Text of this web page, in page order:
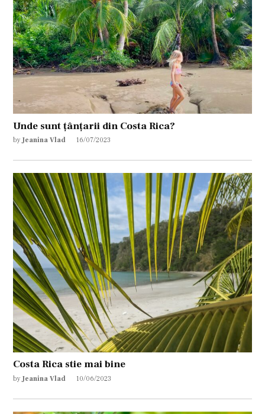
Unde sunt țânțarii din Costa Rica?
by Jeanina Vlad 16/07/2023
Costa Rica stie mai bine
by Jeanina Vlad 10/06/2023